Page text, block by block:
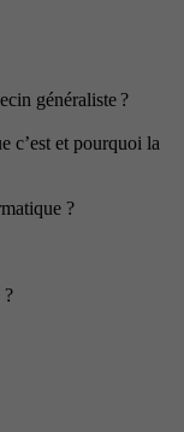
généraliste ?
c’est et pourquoi la
?
?